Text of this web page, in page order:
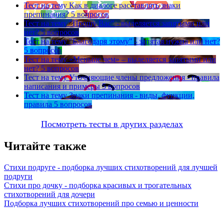
Тест на тему Как в диалоге расставлять знаки
препинания? 5 вопросов
Тест на тему "Прошу Вас" - выделяется запятыми или
нет? 5 вопросов
Тест на тему "Благодаря этому" - запятая нужна или нет?
5 вопросов
Тест на тему «Меньше чем» – выделяется запятыми или
нет? 5 вопросов
Тест на тему Уточняющие члены предложения - правила
написания и примеры 5 вопросов
Тест на тему Знаки препинания - виды, функции,
правила 5 вопросов
Посмотреть тесты в других разделах
Читайте также
Стихи подруге - подборка лучших стихотворений для лучшей
подруги
Стихи про дочку - подборка красивых и трогательных
стихотворений для дочери
Подборка лучших стихотворений про семью и ценности